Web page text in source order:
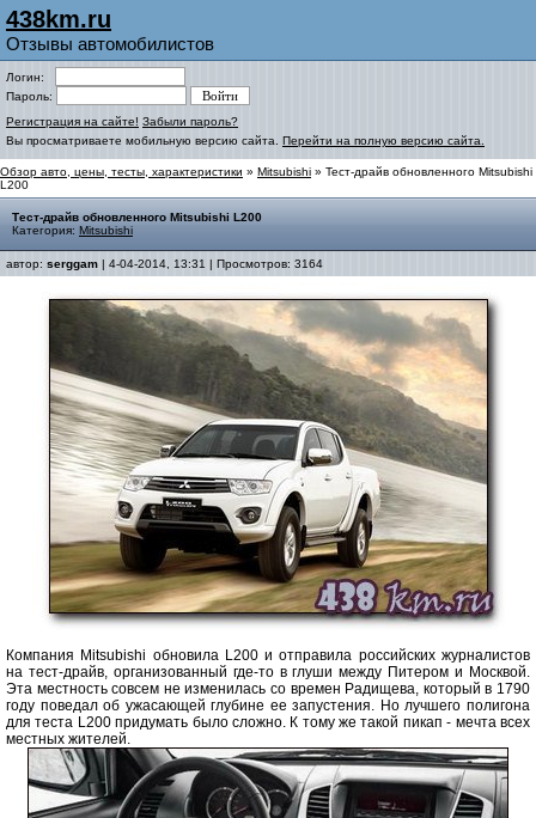
438km.ru
Отзывы автомобилистов
Логин:
Пароль:
Регистрация на сайте! Забыли пароль?
Вы просматриваете мобильную версию сайта. Перейти на полную версию сайта.
Обзор авто, цены, тесты, характеристики » Mitsubishi » Тест-драйв обновленного Mitsubishi
L200
Тест-драйв обновленного Mitsubishi L200
Категория: Mitsubishi
автор: serggam | 4-04-2014, 13:31 | Просмотров: 3164
Компания Mitsubishi обновила L200 и отправила российских журналистов
на тест-драйв, организованный где-то в глуши между Питером и Москвой.
Эта местность совсем не изменилась со времен Радищева, который в 1790
году поведал об ужасающей глубине ее запустения. Но лучшего полигона
для теста L200 придумать было сложно. К тому же такой пикап - мечта всех
местных жителей.